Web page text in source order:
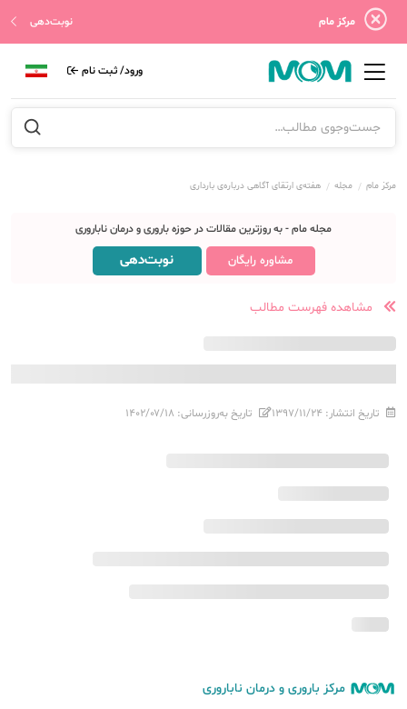
مرکز مام نوبت‌دهی
ورود/ ثبت نام
مرکز مام مجله هفته‌ی ارتقای آگاهی درباره‌ی بارداری
مجله مام - به روزترین مقالات در حوزه باروری و درمان ناباروری
مشاوره رایگان نوبت‌دهی
مشاهده فهرست مطالب
تاریخ انتشار: ۱۳۹۷/۱۱/۲۴ تاریخ به‌روزرسانی: ۱۴۰۲/۰۷/۱۸
مرکز باروری و درمان ناباروری